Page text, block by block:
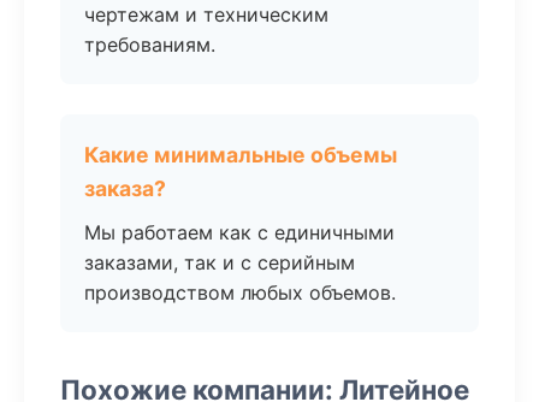
чертежам и техническим
требованиям.
Какие минимальные объемы
заказа?
Мы работаем как с единичными
заказами, так и с серийным
производством любых объемов.
Похожие компании: Литейное